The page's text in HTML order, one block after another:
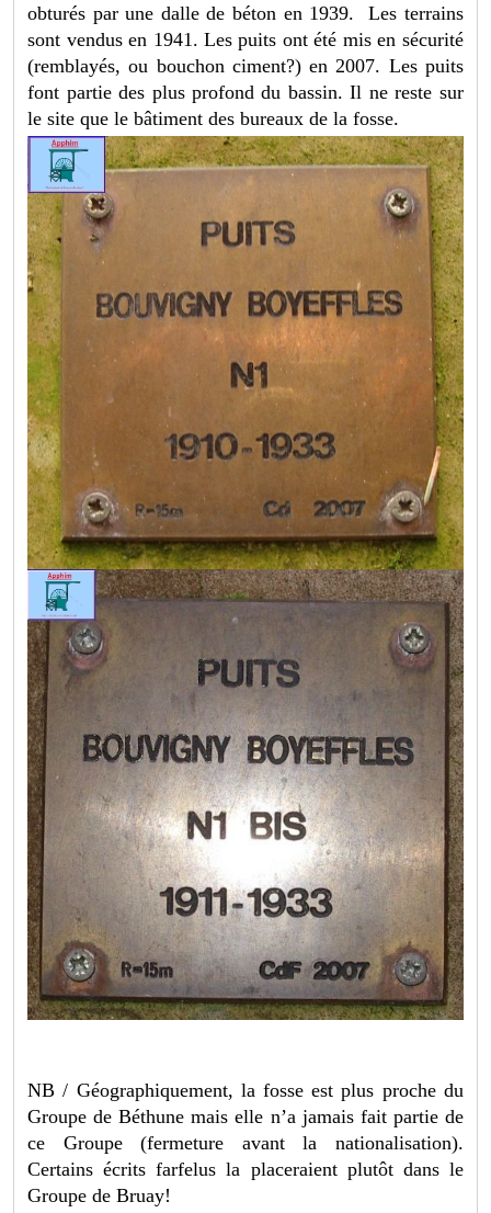
obturés par une dalle de béton en 1939. Les terrains
sont vendus en 1941. Les puits ont été mis en sécurité
(remblayés, ou bouchon ciment?) en 2007. Les puits
font partie des plus profond du bassin. Il ne reste sur
le site que le bâtiment des bureaux de la fosse.
NB / Géographiquement, la fosse est plus proche du
Groupe de Béthune mais elle n’a jamais fait partie de
ce Groupe (fermeture avant la nationalisation).
Certains écrits farfelus la placeraient plutôt dans le
Groupe de Bruay!